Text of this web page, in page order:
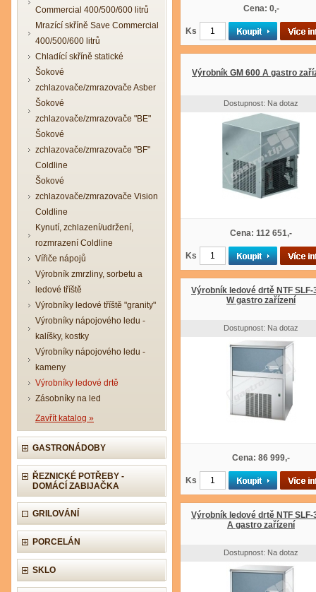
Commercial 400/500/600 litrů
Mrazící skříně Save Commercial
400/500/600 litrů
Chladící skříně statické
Šokové
zchlazovače/zmrazovače Asber
Šokové
zchlazovače/zmrazovače "BE"
Šokové
zchlazovače/zmrazovače "BF"
Coldline
Šokové
zchlazovače/zmrazovače Vision
Coldline
Kynutí, zchlazení/udržení,
rozmrazení Coldline
Vířiče nápojů
Výrobník zmrzliny, sorbetu a
ledové tříště
Výrobníky ledové tříště "granity"
Výrobníky nápojového ledu -
kalíšky, kostky
Výrobníky nápojového ledu -
kameny
Výrobníky ledové drtě
Zásobníky na led
Zavřít katalog »
GASTRONÁDOBY
ŘEZNICKÉ POTŘEBY -
DOMÁCÍ ZABIJAČKA
GRILOVÁNÍ
PORCELÁN
SKLO
Cena: 0,-
Ks
Výrobník GM 600 A gastro
Dostupnost: Na dotaz
Cena: 112 651,-
Ks
Výrobník ledové drtě NTF SLF-
W gastro zařízení
Dostupnost: Na dotaz
Cena: 86 999,-
Ks
Výrobník ledové drtě NTF SLF-
A gastro zařízení
Dostupnost: Na dotaz